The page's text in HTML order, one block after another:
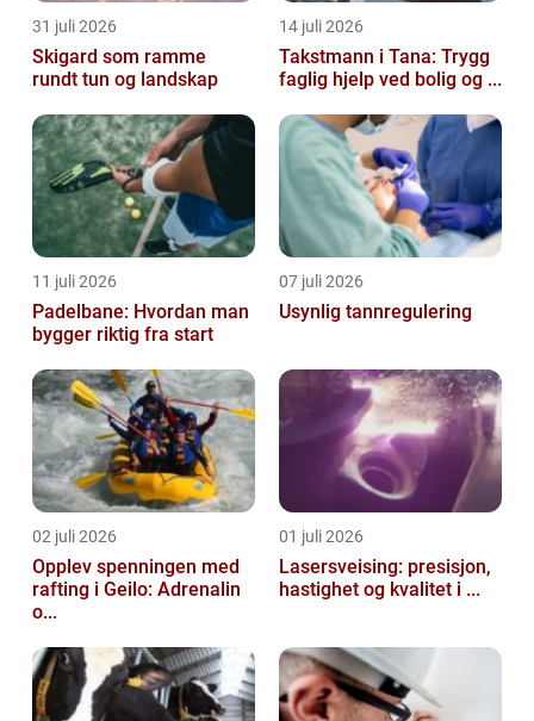
31 juli 2026
Skigard som ramme
rundt tun og landskap
14 juli 2026
Takstmann i Tana: Trygg
faglig hjelp ved bolig og ...
11 juli 2026
Padelbane: Hvordan man
bygger riktig fra start
07 juli 2026
Usynlig tannregulering
02 juli 2026
Opplev spenningen med
rafting i Geilo: Adrenalin
o...
01 juli 2026
Lasersveising: presisjon,
hastighet og kvalitet i ...